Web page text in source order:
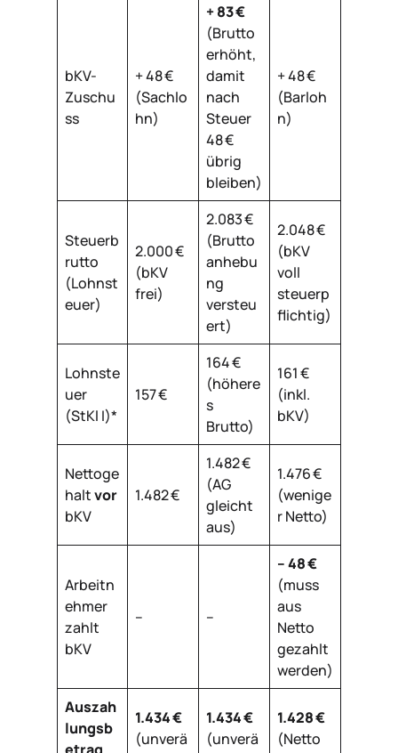
bKV-
Zuschu
ss
+ 48 €
(Sachlo
hn)
+ 83 €
(Brutto
erhöht,
damit
nach
Steuer
48 €
übrig
bleiben)
+ 48 €
(Barloh
n)
Steuerb
rutto
(Lohnst
euer)
2.000 €
(bKV
frei)
2.083 €
(Brutto
anhebu
ng
versteu
ert)
2.048 €
(bKV
voll
steuerp
flichtig)
Lohnste
uer
(StKl I)*
157 €
164 €
(höhere
s
Brutto)
161 €
(inkl.
bKV)
Nettoge
haltvor
bKV
1.482 €
1.482 €
(AG
gleicht
aus)
1.476 €
(wenige
r Netto)
Arbeitn
ehmer
zahlt
bKV
– –
– 48 €
(muss
aus
Netto
gezahlt
werden)
Auszah
lungsb
etrag
1.434 €
(unverä
1.434 €
(unverä
1.428 €
(Netto